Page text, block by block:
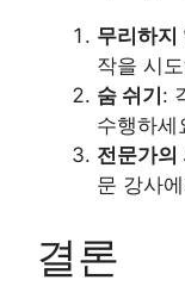
무리하지
작을 시
숨 쉬기 :
수행하세
전문가의
문 강사
결론